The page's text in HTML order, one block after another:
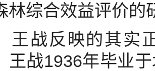
林综合效益评价的
反映的其实正
王战1936年毕业